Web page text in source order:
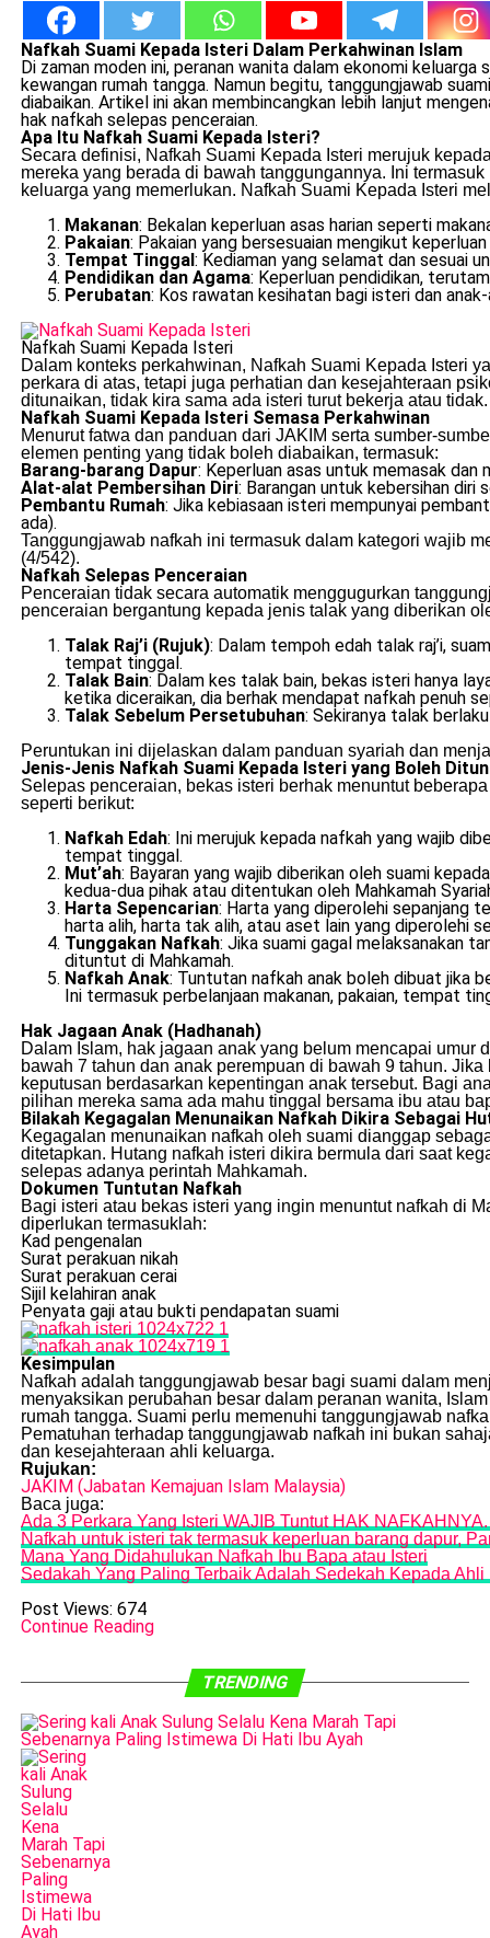
Nafkah Suami Kepada Isteri Dalam Perkahwinan Islam
Di zaman moden ini, peranan wanita dalam ekonomi
kewangan rumah tangga. Namun begitu, tanggungjawab
diabaikan. Artikel ini akan membincangkan lebih lanjut
hak nafkah selepas penceraian.
Apa Itu Nafkah Suami Kepada Isteri?
Secara definisi, Nafkah Suami Kepada Isteri merujuk
mereka yang berada di bawah tanggungannya. Ini
keluarga yang memerlukan. Nafkah Suami Kepada Isteri
Makanan: Bekalan keperluan asas harian seperti
Pakaian: Pakaian yang bersesuaian mengikut
Tempat Tinggal: Kediaman yang selamat dan sesuai
Pendidikan dan Agama: Keperluan pendidikan,
Perubatan: Kos rawatan kesihatan bagi isteri dan
Nafkah Suami Kepada Isteri
Dalam konteks perkahwinan, Nafkah Suami Kepada Isteri
perkara di atas, tetapi juga perhatian dan kesejahteraan
ditunaikan, tidak kira sama ada isteri turut bekerja atau tidak.
Nafkah Suami Kepada Isteri Semasa Perkahwinan
Menurut fatwa dan panduan dari JAKIM serta sumber-
elemen penting yang tidak boleh diabaikan, termasuk:
Barang-barang Dapur: Keperluan asas untuk memasak dan
Alat-alat Pembersihan Diri: Barangan untuk kebersihan diri
Pembantu Rumah: Jika kebiasaan isteri mempunyai
ada).
Tanggungjawab nafkah ini termasuk dalam kategori wajib
(4/542).
Nafkah Selepas Penceraian
Penceraian tidak secara automatik menggugurkan
penceraian bergantung kepada jenis talak yang diberikan
Talak Raj’i (Rujuk): Dalam tempoh edah talak raj’i,
tempat tinggal.
Talak Bain: Dalam kes talak bain, bekas isteri hanya
ketika diceraikan, dia berhak mendapat nafkah penuh
Talak Sebelum Persetubuhan: Sekiranya talak
Peruntukan ini dijelaskan dalam panduan syariah dan
Jenis-Jenis Nafkah Suami Kepada Isteri yang Boleh
Selepas penceraian, bekas isteri berhak menuntut
seperti berikut:
Nafkah Edah: Ini merujuk kepada nafkah yang wajib
tempat tinggal.
Mut’ah: Bayaran yang wajib diberikan oleh suami
kedua-dua pihak atau ditentukan oleh Mahkamah
Harta Sepencarian: Harta yang diperolehi sepanjang
harta alih, harta tak alih, atau aset lain yang diperolehi
Tunggakan Nafkah: Jika suami gagal melaksanakan
dituntut di Mahkamah.
Nafkah Anak: Tuntutan nafkah anak boleh dibuat jika
Ini termasuk perbelanjaan makanan, pakaian, tempat
Hak Jagaan Anak (Hadhanah)
Dalam Islam, hak jagaan anak yang belum mencapai
bawah 7 tahun dan anak perempuan di bawah 9 tahun.
keputusan berdasarkan kepentingan anak tersebut. Bagi
pilihan mereka sama ada mahu tinggal bersama ibu atau
Bilakah Kegagalan Menunaikan Nafkah Dikira Sebagai
Kegagalan menunaikan nafkah oleh suami dianggap
ditetapkan. Hutang nafkah isteri dikira bermula dari saat
selepas adanya perintah Mahkamah.
Dokumen Tuntutan Nafkah
Bagi isteri atau bekas isteri yang ingin menuntut nafkah di
diperlukan termasuklah:
Kad pengenalan
Surat perakuan nikah
Surat perakuan cerai
Sijil kelahiran anak
Penyata gaji atau bukti pendapatan suami
Kesimpulan
Nafkah adalah tanggungjawab besar bagi suami dalam
menyaksikan perubahan besar dalam peranan wanita,
rumah tangga. Suami perlu memenuhi tanggungjawab
Pematuhan terhadap tanggungjawab nafkah ini bukan
dan kesejahteraan ahli keluarga.
Rujukan:
JAKIM (Jabatan Kemajuan Islam Malaysia)
Baca juga:
Ada 3 Perkara Yang Isteri WAJIB Tuntut HAK
Nafkah untuk isteri tak termasuk keperluan barang dapur,
Mana Yang Didahulukan Nafkah Ibu Bapa atau Isteri
Sedakah Yang Paling Terbaik Adalah Sedekah Kepada
Post Views: 674
Continue Reading
TRENDING